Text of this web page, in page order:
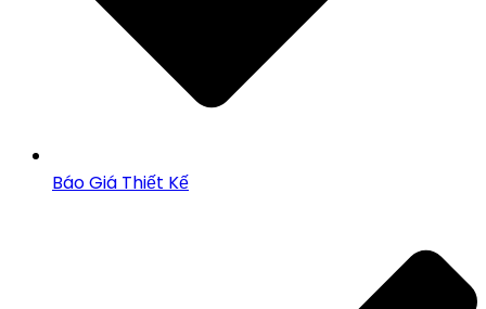
Báo Giá Thiết Kế